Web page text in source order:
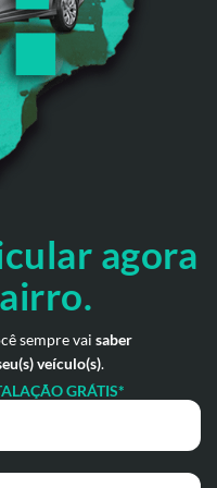
agora
sempre vai saber
veículo(s).
GRÁTIS*